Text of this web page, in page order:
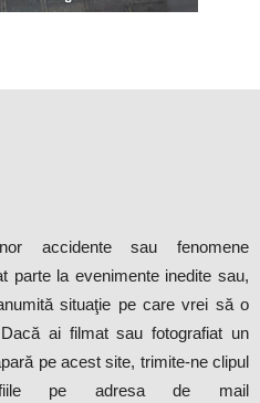
accidente sau fenomene
parte la evenimente inedite sau,
situaţie pe care vrei să o
ai filmat sau fotografiat un
pe acest site, trimite-ne clipul
pe adresa de mail